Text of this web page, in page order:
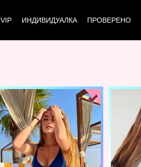
VIP ИНДИВИДУАЛКА ПРОВЕРЕНО